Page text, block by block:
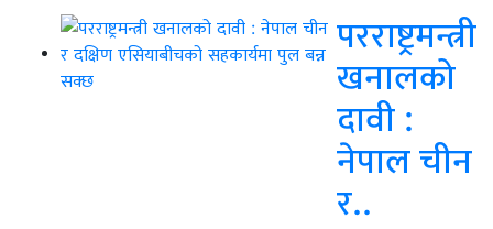
परराष्ट्रमन्त्री
खनालको
दावी :
नेपाल चीन
र..